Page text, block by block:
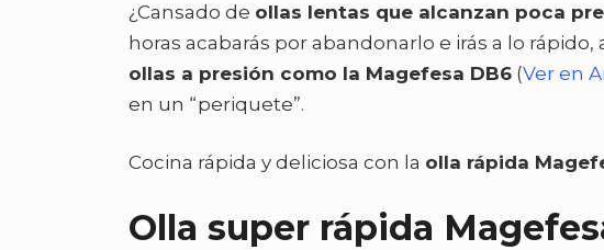
¿Cansado de ollas lentas que alcanzan poca
horas acabarás por abandonarlo e irás a lo
ollas a presión como la Magefesa DB6 (Ver en
en un “periquete”.
Cocina rápida y deliciosa con la olla rápida
Olla super rápida